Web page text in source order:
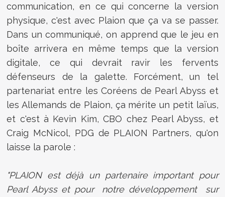
communication, en ce qui concerne la version
physique, c'est avec Plaion que ça va se passer.
Dans un communiqué, on apprend que le jeu en
boîte arrivera en même temps que la version
digitale, ce qui devrait ravir les fervents
défenseurs de la galette. Forcément, un tel
partenariat entre les Coréens de Pearl Abyss et
les Allemands de Plaion, ça mérite un petit laïus,
et c'est à Kevin Kim, CBO chez Pearl Abyss, et
Craig McNicol, PDG de PLAION Partners, qu'on
laisse la parole :
"PLAION est déjà un partenaire important pour
Pearl Abyss et pour notre développement sur